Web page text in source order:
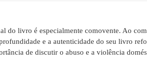
do livro é especialmente comovente. Ao
e a autenticidade do seu livro
de discutir o abuso e a violência